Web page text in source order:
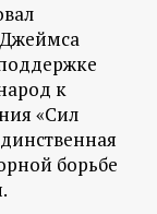
к
«Сил
борьбе